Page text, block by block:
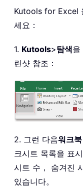
Kutools for Excel
세요：
1. Kutools>탐색을
린샷 참조：
2. 그런 다음워크
크시트 목록을 표
시트 수， 숨겨진
있습니다。